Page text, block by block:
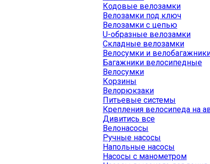
Кодовые велозамки
Велозамки под ключ
Велозамки с цепью
U-образные велозамки
Складные велозамки
Велосумки и
Багажники велосипедные
Велосумки
Корзины
Велорюкзаки
Питьевые системы
Крепления велосипеда на
Дивитись все
Велонасосы
Ручные насосы
Напольные насосы
Насосы с манометром